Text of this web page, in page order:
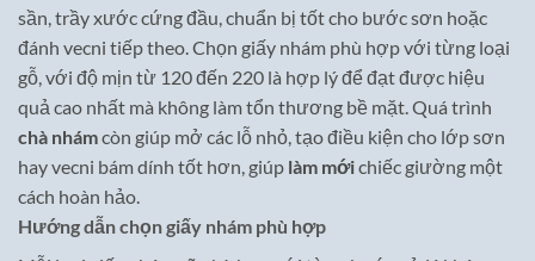
sần, trầy xước cứng đầu, chuẩn bị tốt cho bước sơn hoặc
đánh vecni tiếp theo. Chọn giấy nhám phù hợp với từng loại
gỗ, với độ mịn từ 120 đến 220 là hợp lý để đạt được hiệu
quả cao nhất mà không làm tổn thương bề mặt. Quá trình
chà nhámcòn giúp mở các lỗ nhỏ, tạo điều kiện cho lớp sơn
hay vecni bám dính tốt hơn, giúp làm mớichiếc giường một
cách hoàn hảo.
Hướng dẫn chọn giấy nhám phù hợp